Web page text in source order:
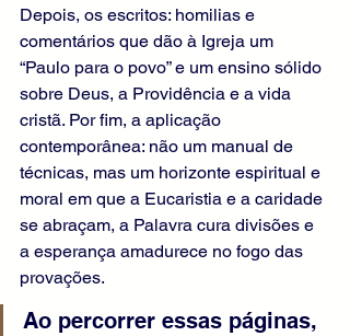
Depois, os escritos: homilias e
comentários que dão à Igreja um
“Paulo para o povo” e um ensino sólido
sobre Deus, a Providência e a vida
cristã. Por fim, a aplicação
contemporânea: não um manual de
técnicas, mas um horizonte espiritual e
moral em que a Eucaristia e a caridade
se abraçam, a Palavra cura divisões e
a esperança amadurece no fogo das
provações.
Ao percorrer essas páginas,